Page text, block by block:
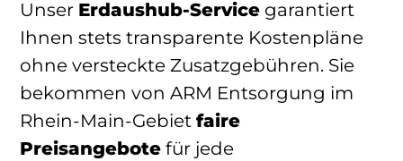
Unser Erdaushub-Service garantiert
Ihnen stets transparente Kostenpläne
ohne versteckte Zusatzgebühren. Sie
bekommen von ARM Entsorgung im
Rhein-Main-Gebiet faire
Preisangebote für jede